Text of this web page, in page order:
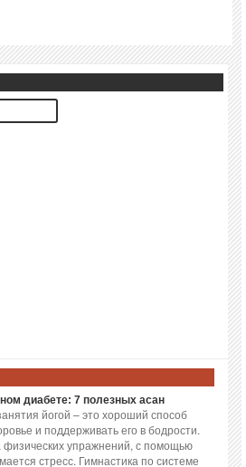
диабете: 7 полезных асан
йогой – это хороший способ
и поддерживать его в бодрости.
физических упражнений, с помощью
стресс. Гимнастика по системе